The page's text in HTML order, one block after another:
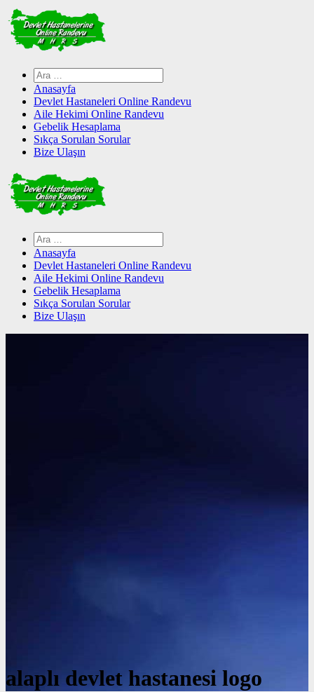
Skip
to
content
Arama:
Anasayfa
Devlet Hastaneleri Online Randevu
Aile Hekimi Online Randevu
Gebelik Hesaplama
Sıkça Sorulan Sorular
Bize Ulaşın
Arama:
Anasayfa
Devlet Hastaneleri Online Randevu
Aile Hekimi Online Randevu
Gebelik Hesaplama
Sıkça Sorulan Sorular
Bize Ulaşın
alaplı devlet hastanesi logo